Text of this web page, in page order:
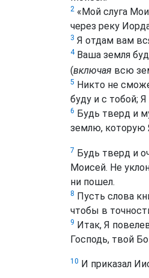
2 «Мой слуга
через реку
3 Я отдам вам
4Ваша земля
(включая всю
5 Никто не
буду и с тобой; Я
6 Будь тверд и
землю, которую
7 Будь тверд и
Моисей. Не
ни пошел.
8 Пусть слова
чтобы в
9 Итак, Я
Господь, твой
10 И приказал